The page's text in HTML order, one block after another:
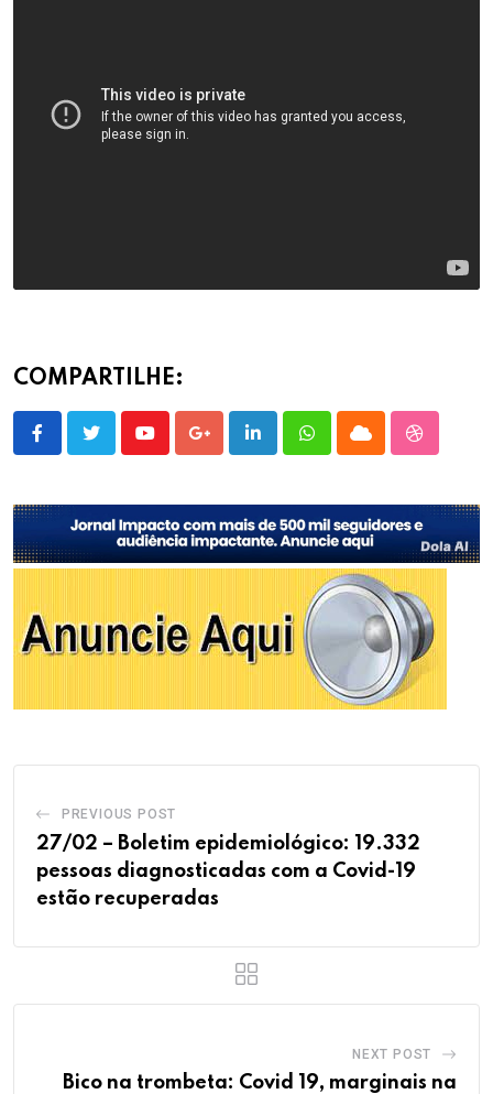
COMPARTILHE:
YoutubeGoogle+LinkedInWhatsappCloud
PREVIOUS POST
27/02 – Boletim epidemiológico: 19.332
pessoas diagnosticadas com a Covid-19
estão recuperadas
NEXT POST
Bico na trombeta: Covid 19, marginais na